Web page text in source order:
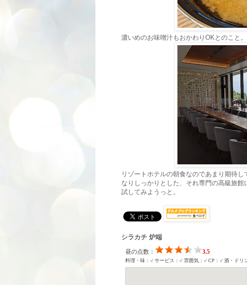
濃いめのお味噌汁もおかわりOKとのこと
リゾートホテルの朝食なのであまり期待
なりしっかりとした、それ専門の高級旅
試してみようっと。
シラカチ 炉端